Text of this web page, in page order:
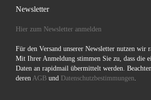
Newsletter
Hier zum Newsletter anmelden
Für den Versand unserer Newsletter nutzen wir
Mit Ihrer Anmeldung stimmen Sie zu, dass die
Daten an rapidmail übermittelt werden.
deren AGBund Datenschutzbestimmungen